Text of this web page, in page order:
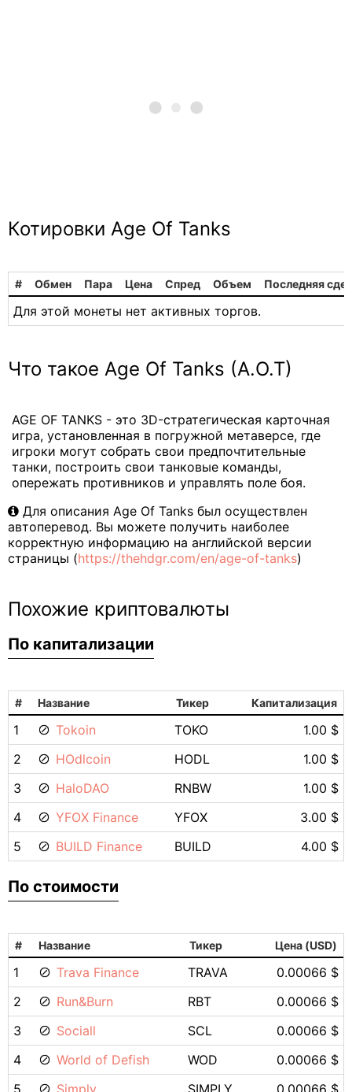
Котировки Age Of Tanks
# Обмен Пара Цена Спред Объем Последняя
Для этой монеты нет активных торгов.
Что такое Age Of Tanks (A.O.T)
AGE OF TANKS - это 3D-стратегическая карточная
игра, установленная в погружной метаверсе, где
игроки могут собрать свои предпочтительные
танки, построить свои танковые команды,
опережать противников и управлять поле боя.
Для описания Age Of Tanks был осуществлен
автоперевод. Вы можете получить наиболее
корректную информацию на английской версии
страницы (https://thehdgr.com/en/age-of-tanks)
Похожие криптовалюты
По капитализации
# Название Тикер Капитализация
1 Tokoin TOKO
1.00 $
2
HOdlcoin HODL
1.00 $
3
HaloDAO RNBW
1.00 $
4
YFOX Finance YFOX
3.00 $
5
BUILD Finance BUILD 4.00 $
По стоимости
# Название Тикер Цена (USD)
1 Trava Finance TRAVA
0.00066 $
2
Run&Burn RBT
0.00066 $
3
Sociall SCL
0.00066 $
4
World of Defish WOD
0.00066 $
5
Simply SIMPLY 0.00066 $